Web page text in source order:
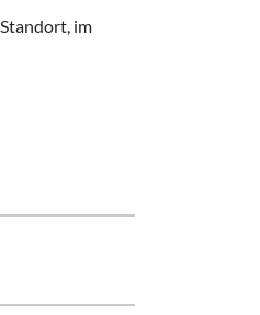
im